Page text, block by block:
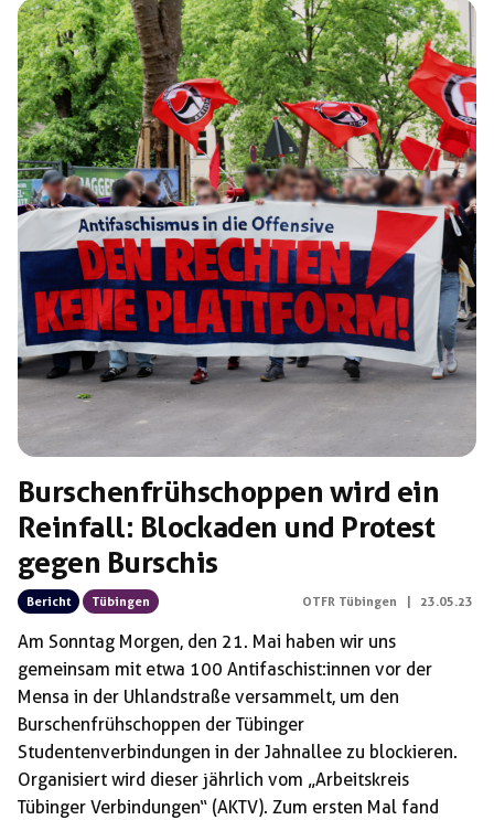
1500 Personen teilnahmen. Darüberhinaus tauchten
Sticker und Banner im örtlichen Stadtbild auf, eine
Unterschriften-Sammlung mit über 3000 Unterschriften
wurde gestartet, Vereine […]
Burschenfrühschoppen wird ein
Reinfall: Blockaden und Protest
gegen Burschis
Bericht Tübingen OTFR Tübingen | 23.05.23
Am Sonntag Morgen, den 21. Mai haben wir uns
gemeinsam mit etwa 100 Antifaschist:innen vor der
Mensa in der Uhlandstraße versammelt, um den
Burschenfrühschoppen der Tübinger
Studentenverbindungen in der Jahnallee zu blockieren.
Organisiert wird dieser jährlich vom „Arbeitskreis
Tübinger Verbindungen“ (AKTV). Zum ersten Mal fand